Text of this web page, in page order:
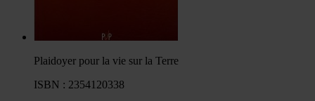
Plaidoyer pour la vie sur la Terre
ISBN : 2354120338